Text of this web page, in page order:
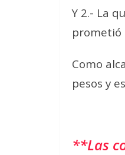
Y 2.- La
prometió
Como
pesos y
**Las